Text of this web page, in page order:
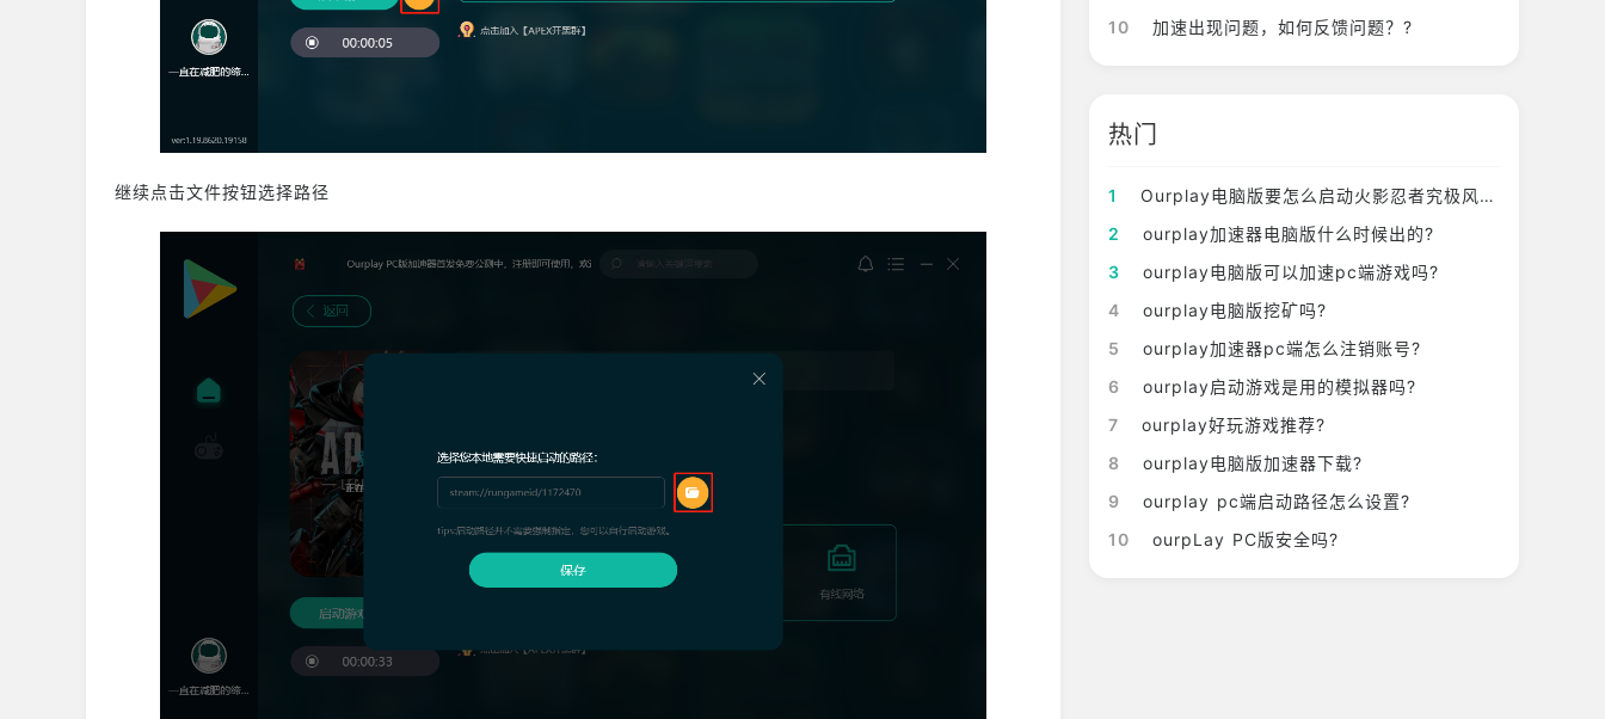
继续点击文件按钮选择路径
10
加速出现问题，如何反馈问题？?
热门
1
Ourplay电脑版要怎么启动火影忍者究极风暴4?
2
ourplay加速器电脑版什么时候出的?
3
ourplay电脑版可以加速pc端游戏吗?
4
ourplay电脑版挖矿吗?
5
ourplay加速器pc端怎么注销账号?
6
ourplay启动游戏是用的模拟器吗?
7
ourplay好玩游戏推荐?
8
ourplay电脑版加速器下载?
9
ourplay pc端启动路径怎么设置?
10
ourpLay PC版安全吗?